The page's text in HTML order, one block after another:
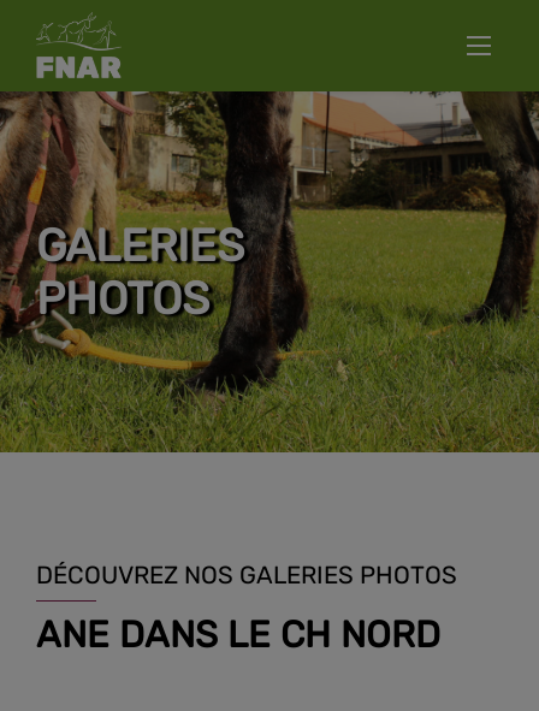
GALERIES
PHOTOS
DÉCOUVREZ NOS GALERIES PHOTOS
ANE DANS LE CH NORD